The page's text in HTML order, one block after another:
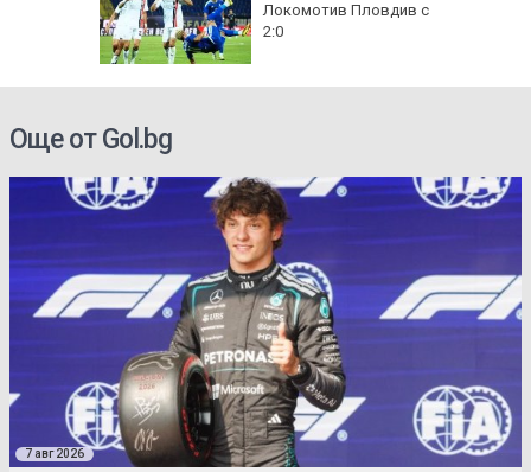
Локомотив Пловдив с
2:0
Още от Gol.bg
7 авг 2026